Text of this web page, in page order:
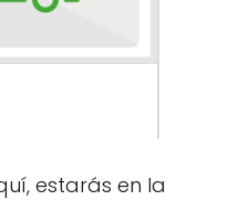
estarás en la